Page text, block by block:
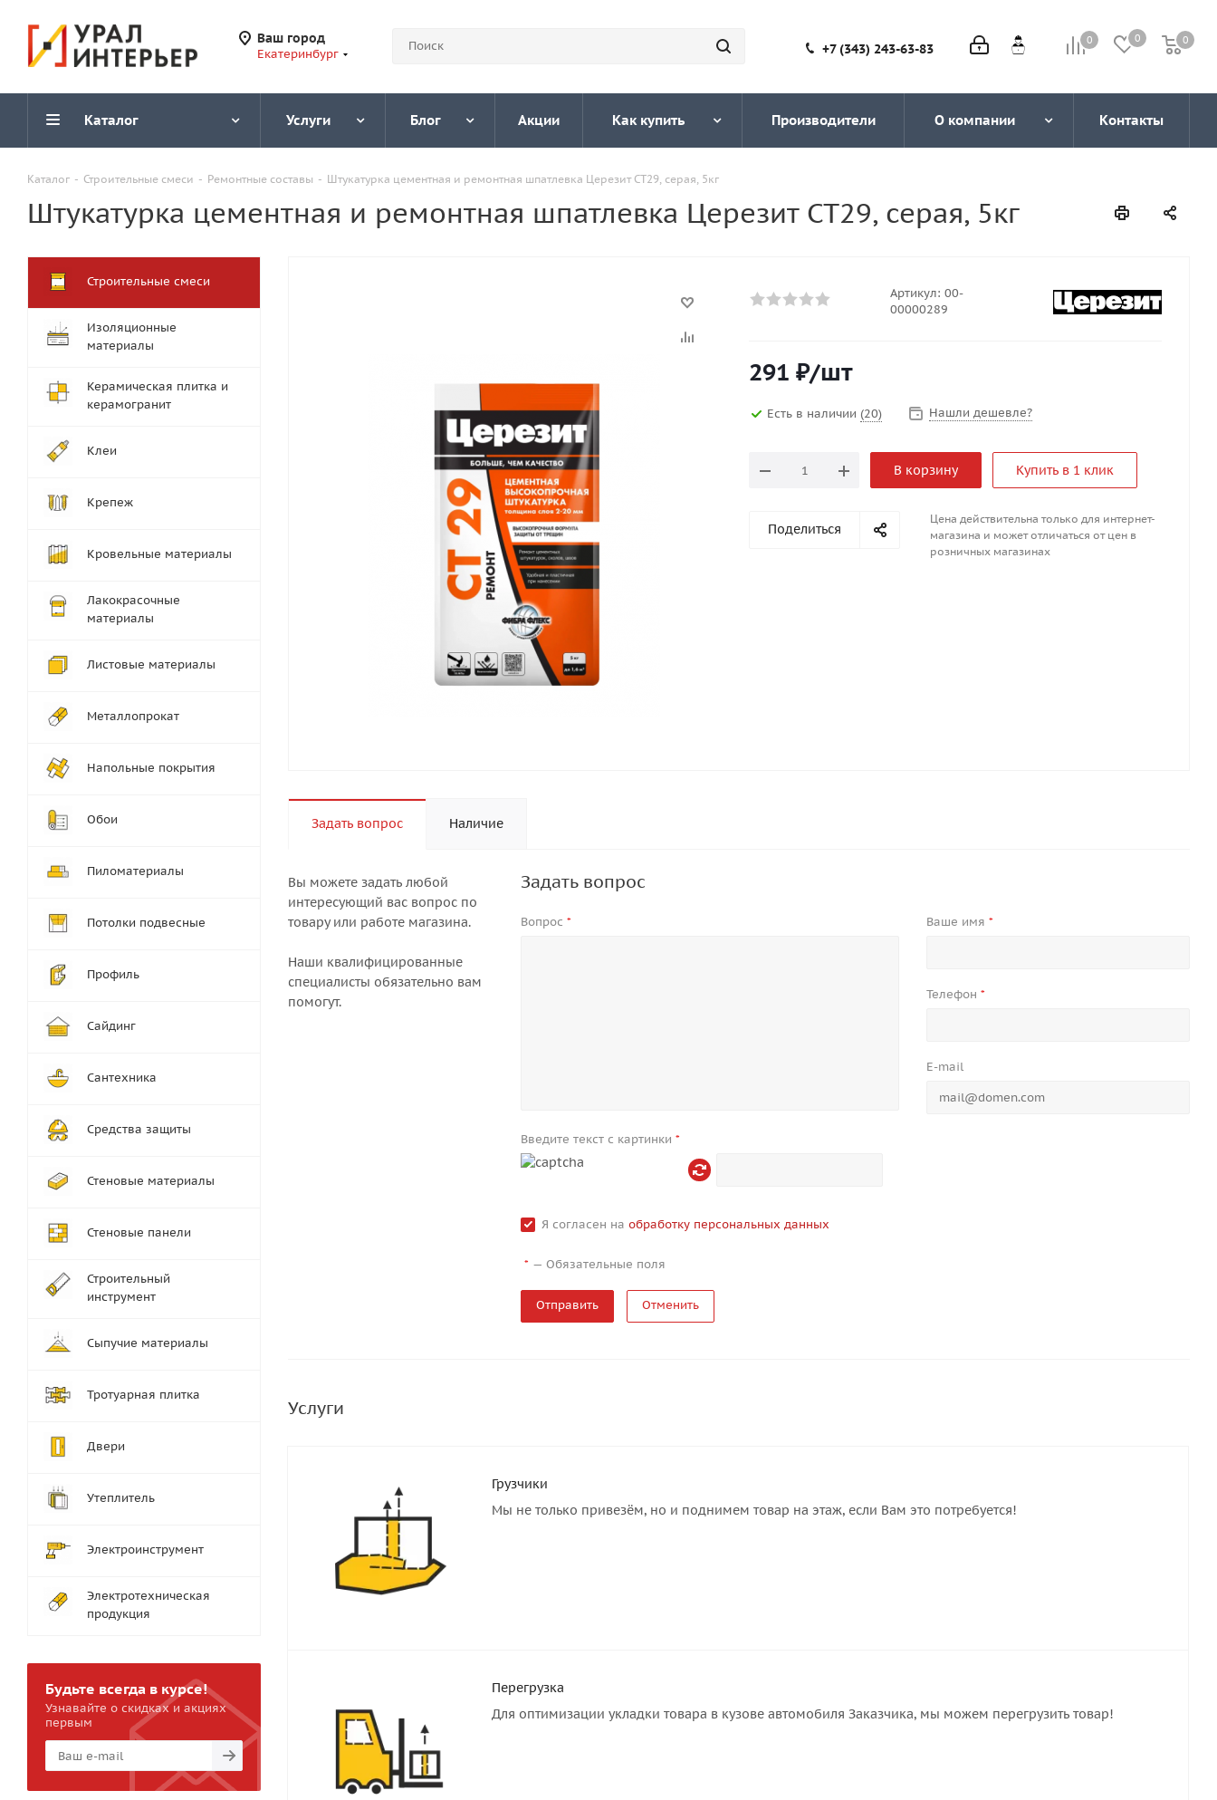
Ваш город
Екатеринбург
0 0 0
0
+7 (343) 243-63-83
Каталог Услуги Блог Акции Как купить Производители О компании Контакты
Каталог - Строительные смеси - Ремонтные составы - Штукатурка цементная и ремонтная шпатлевка Церезит CT29, серая, 5кг
Штукатурка цементная и ремонтная шпатлевка Церезит CT29, серая, 5кг
Артикул: 00-
00000289
291 ₽/шт
Есть в наличии (20) Нашли дешевле?
В корзину Купить в 1 клик
Поделиться
Цена действительна только для интернет-
магазина и может отличаться от цен в
розничных магазинах
Задать вопрос Наличие
Вы можете задать любой
интересующий вас вопрос по
товару или работе магазина.
Наши квалифицированные
специалисты обязательно вам
помогут.
Задать вопрос
Вопрос * Ваше имя*
Телефон*
E-mail
Введите текст с картинки *
Я согласен на обработку персональных данных
* — Обязательные поля
Отменить
Услуги
Грузчики
Мы не только привезём, но и поднимем товар на этаж, если Вам это потребуется!
Перегрузка
Для оптимизации укладки товара в кузове автомобиля Заказчика, мы можем перегрузить товар!
Строительные смеси
Изоляционные
материалы
Керамическая плитка и
керамогранит
Клеи
Крепеж
Кровельные материалы
Лакокрасочные
материалы
Листовые материалы
Металлопрокат
Напольные покрытия
Обои
Пиломатериалы
Потолки подвесные
Профиль
Сайдинг
Сантехника
Средства защиты
Стеновые материалы
Стеновые панели
Строительный
инструмент
Сыпучие материалы
Тротуарная плитка
Двери
Утеплитель
Электроинструмент
Электротехническая
продукция
Будьте всегда в курсе!
Узнавайте о скидках и акциях
первым